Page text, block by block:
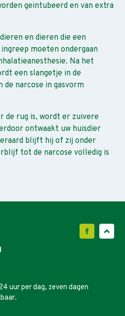
geintubeerd en van extra
en dieren die een
moeten ondergaan
Na het
een slangetje in de
de narcose in gasvorm
de rug is, wordt er zuivere
ontwaakt uw huisdier
blijft hij of zij onder
tot de narcose volledig is
uur per dag, zeven dagen